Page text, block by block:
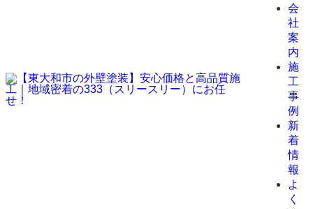
会
社
案
内
施
工
事
例
新
着
情
報
よ
く